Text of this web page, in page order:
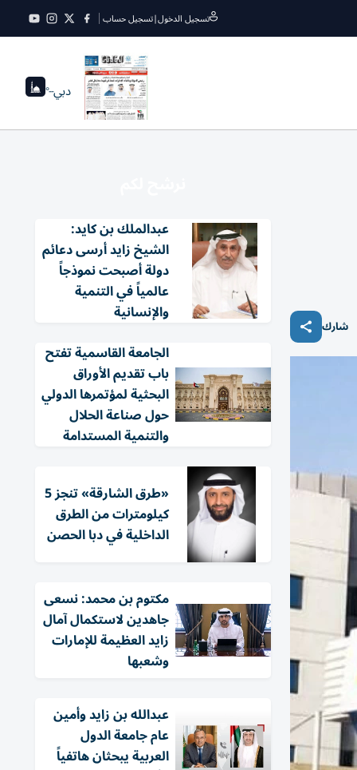
تسجيل الدخول|تسجيل حساب
دبي--°
شارك
عبدالملك بن كايد:
الشيخ زايد أرسى دعائم
دولة أصبحت نموذجاً
عالمياً في التنمية
والإنسانية
الجامعة القاسمية تفتح
باب تقديم الأوراق
البحثية لمؤتمرها الدولي
حول صناعة الحلال
والتنمية المستدامة
«طرق الشارقة» تنجز 5
كيلومترات من الطرق
الداخلية في دبا الحصن
مكتوم بن محمد: نسعى
جاهدين لاستكمال آمال
زايد العظيمة للإمارات
وشعبها
عبدالله بن زايد وأمين
عام جامعة الدول
العربية يبحثان هاتفياً